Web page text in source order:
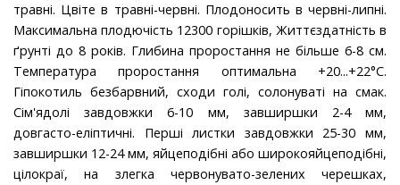
травні. Цвіте в травні-червні. Плодоносить в червні-липні.
Максимальна плодючість 12300 горішків, Життєздатність в
ґрунті до 8 років. Глибина проростання не більше 6-8 см.
Температура проростання оптимальна +20...+22°С.
Гіпокотиль безбарвний, сходи голі, солонуваті на смак.
Сім'ядолі завдовжки 6-10 мм, завширшки 2-4 мм,
довгасто-еліптичні. Перші листки завдовжки 25-30 мм,
завширшки 12-24 мм, яйцеподібні або широкояйцеподібні,
цілокраї, на злегка червонувато-зелених черешках,